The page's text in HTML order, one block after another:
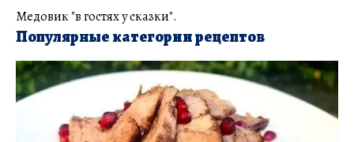
Медовик "в гостях у сказки".
Популярные категории рецептов